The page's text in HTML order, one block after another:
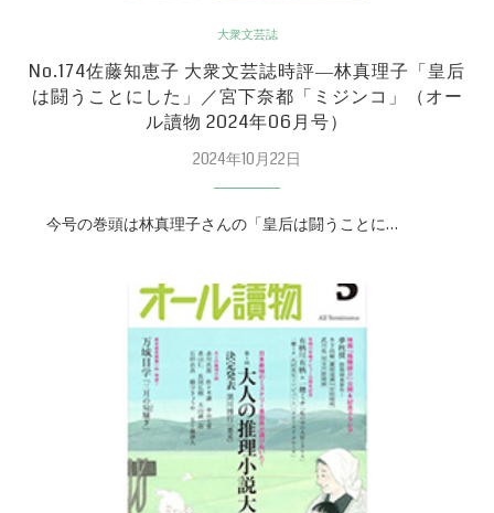
大衆文芸誌
No.174佐藤知恵子 大衆文芸誌時評―林真理子「皇后
は闘うことにした」／宮下奈都「ミジンコ」（オー
ル讀物 2024年06月号）
2024年10月22日
今号の巻頭は林真理子さんの「皇后は闘うことに…